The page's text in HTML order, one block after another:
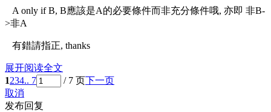
A only if B, B應該是A的必要條件而非充分條件哦, 亦即 非B-
>非A
有錯請指正, thanks
展开阅读全文
1234.. 7 / 7 页下一页
取消
发布回复